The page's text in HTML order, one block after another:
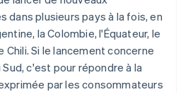
dans plusieurs pays à la fois, en
la Colombie, l'Équateur, le
Chili. Si le lancement concerne
c'est pour répondre à la
par les consommateurs